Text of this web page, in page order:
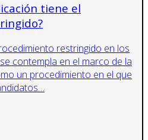
tiene el
restringido en los
contempla en el marco de la
un procedimiento en el que